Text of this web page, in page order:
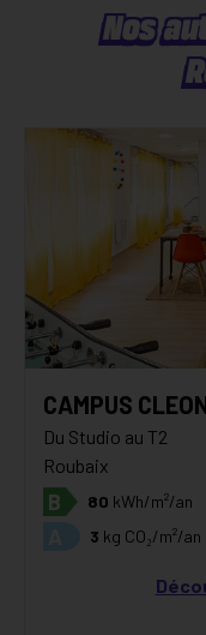
Nos
CAMPUS
Du Studio au T2
Roubaix
B 80 kWh/m²/an
3 kg CO₂/m²/an